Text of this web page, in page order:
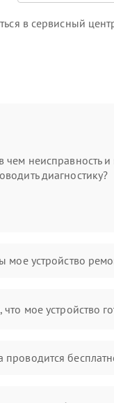
в сервисный
чем неисправность
диагностику?
мое устройство
мое устройство
проводится